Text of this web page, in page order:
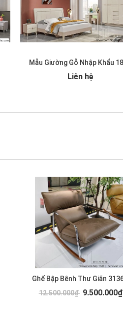
Mẫu Giường Gỗ Nhập Khẩu
Liên hệ
Ghế Bập Bênh Thư Giãn
12.500.000₫ 9.500.000₫